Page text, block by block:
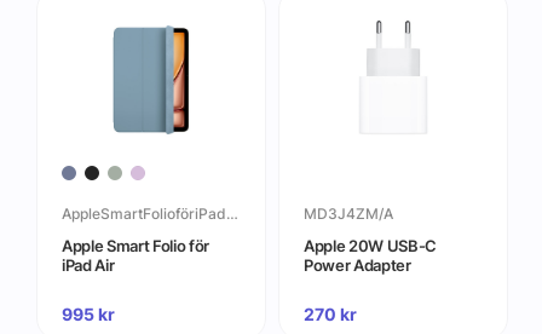
AppleSmartFolioföriPadAir
Apple Smart Folio för
iPad Air
995kr
MD3J4ZM/A
Apple 20W USB-C
Power Adapter
270 kr